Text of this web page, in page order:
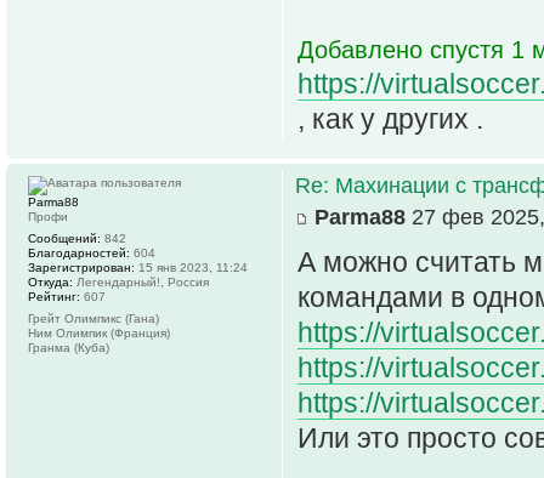
Добавлено спустя 1
https://
, как у других .
Re: Махинации с
Parma88 27 фев
А можно считать
командами в
https://
https://
https://
Или это просто
Parma88
Профи
Сообщений: 842
Благодарностей: 604
Зарегистрирован: 15 янв 2023, 11:24
Откуда: Легендарный!, Россия
Рейтинг: 607
Грейт Олимпикс (Гана)
Ним Олимпик (Франция)
Гранма (Куба)